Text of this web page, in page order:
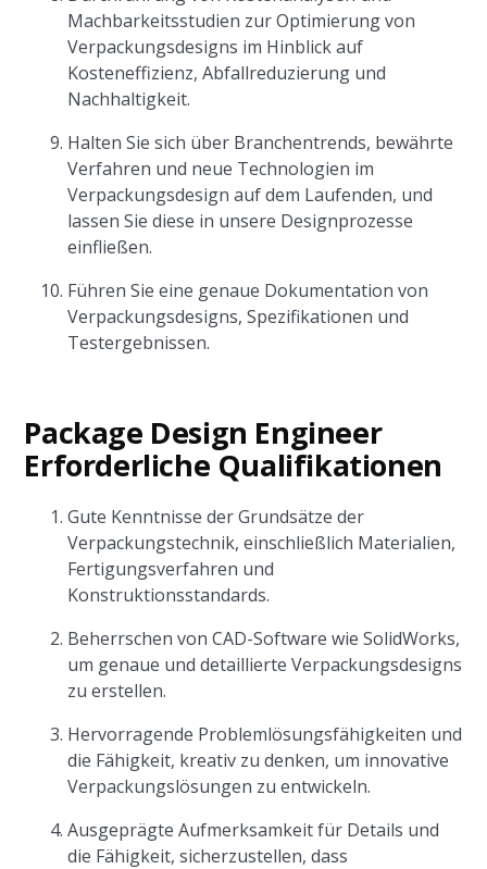
Machbarkeitsstudien zur Optimierung von
Verpackungsdesigns im Hinblick auf
Kosteneffizienz, Abfallreduzierung und
Nachhaltigkeit.
Halten Sie sich über Branchentrends, bewährte
Verfahren und neue Technologien im
Verpackungsdesign auf dem Laufenden, und
lassen Sie diese in unsere Designprozesse
einfließen.
Führen Sie eine genaue Dokumentation von
Verpackungsdesigns, Spezifikationen und
Testergebnissen.
Package Design Engineer
Erforderliche Qualifikationen
Gute Kenntnisse der Grundsätze der
Verpackungstechnik, einschließlich Materialien,
Fertigungsverfahren und
Konstruktionsstandards.
Beherrschen von CAD-Software wie SolidWorks,
um genaue und detaillierte Verpackungsdesigns
zu erstellen.
Hervorragende Problemlösungsfähigkeiten und
die Fähigkeit, kreativ zu denken, um innovative
Verpackungslösungen zu entwickeln.
Ausgeprägte Aufmerksamkeit für Details und
die Fähigkeit, sicherzustellen, dass